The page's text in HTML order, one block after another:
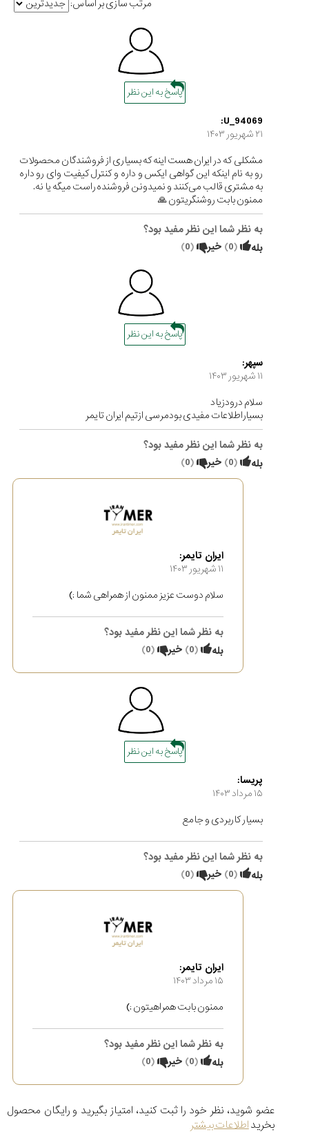
مرتب سازی بر اساس:
پاسخ به این نظر
U_94069:
۲۱ شهریور ۱۴۰۳
مشکلی که در ایران هست اینه که بسیاری از فروشندگان محصولات
رو به نام اینکه این گواهی ایکس و داره و کنترل کیفیت وای رو داره
به مشتری قالب می‌کنند و نمیدونن فروشنده راست میگه یا نه.
ممنون بابت روشنگریتون 🙏
به نظر شما این نظر مفید بود؟
بله
(
0
) خیر (
0
)
پاسخ به این نظر
سپهر:
۱۱ شهریور ۱۴۰۳
سلام درودزیاد
بسیاراطلاعات مفیدی بودمرسی ازتیم ایران تایمر
به نظر شما این نظر مفید بود؟
بله
(
0
) خیر (
0
)
ایران تایمر:
۱۱ شهریور ۱۴۰۳
سلام دوست عزیز ممنون از همراهی شما :)
به نظر شما این نظر مفید بود؟
بله
(
0
) خیر (
0
)
پاسخ به این نظر
پریسا:
۱۵ مرداد ۱۴۰۳
بسیار کاربردی و جامع
به نظر شما این نظر مفید بود؟
بله
(
0
) خیر (
0
)
ایران تایمر:
۱۵ مرداد ۱۴۰۳
ممنون بابت همراهیتون :)
به نظر شما این نظر مفید بود؟
بله
(
0
) خیر (
0
)
عضو شوید، نظر خود را ثبت کنید، امتیاز بگیرید و رایگان محصول
بخریداطلاعات بیشتر